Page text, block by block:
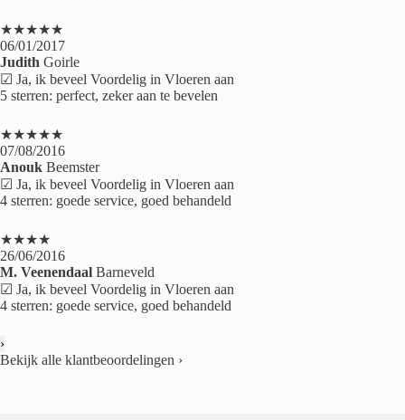
★★★★★
06/01/2017
Judith Goirle
☑ Ja, ik beveel Voordelig in Vloeren aan
5 sterren: perfect, zeker aan te bevelen
★★★★★
07/08/2016
Anouk Beemster
☑ Ja, ik beveel Voordelig in Vloeren aan
4 sterren: goede service, goed behandeld
★★★★
26/06/2016
M. Veenendaal Barneveld
☑ Ja, ik beveel Voordelig in Vloeren aan
4 sterren: goede service, goed behandeld
›
Bekijk alle klantbeoordelingen ›